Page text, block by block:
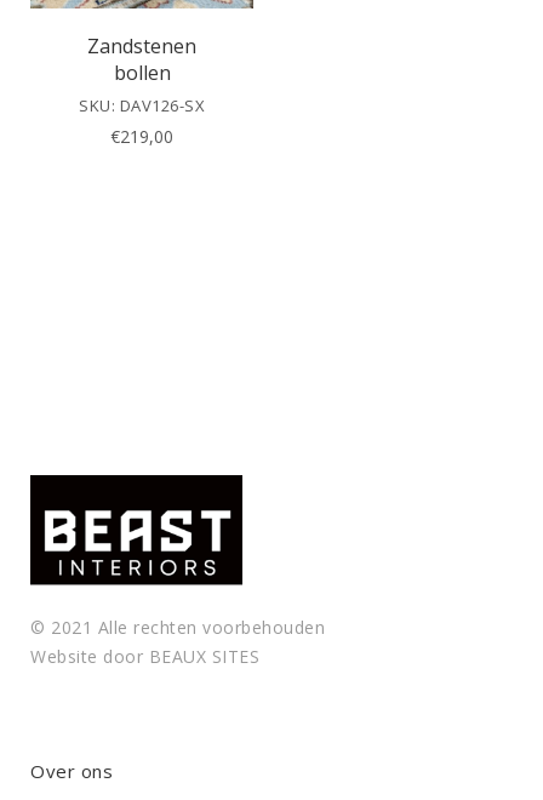
Zandstenen
bollen
SKU: DAV126-SX
€219,00
© 2021 Alle rechten voorbehouden
Website door BEAUX SITES
Over ons